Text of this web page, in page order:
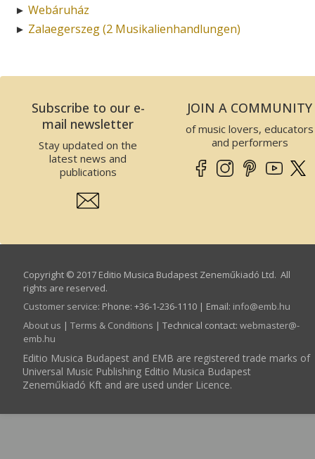
► Webáruház
► Zalaegerszeg (2 Musikalienhandlungen)
Subscribe to our e-
mail newsletter
Stay updated on the
latest news and
publications
JOIN A COMMUNITY
of music lovers, educators
and performers
Copyright © 2017 Editio Musica Budapest Zeneműkiadó Ltd. All
rights are reserved.
Customer service: Phone: +36-1-236-1110 | Email: info­@­emb.hu
About us | Terms & Conditions | Technical contact: webmaster­@­
emb.hu
Editio Musica Budapest and EMB are registered trade marks of
Universal Music Publishing Editio Musica Budapest
Zeneműkiadó Kft and are used under Licence.